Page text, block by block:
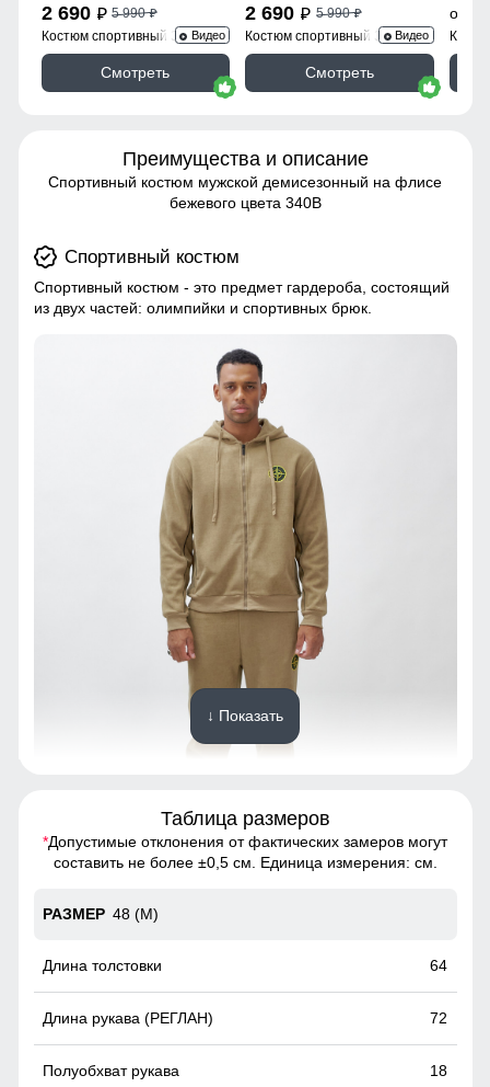
2 690 p 5 990p
Костюм спортивный 330ChВидео
Смотреть
2 690 p 5 990p
Костюм спортивный 336BВидео
Смотреть
от
Преимущества и описание
Спортивный костюм мужской демисезонный на флисе
бежевого цвета 340B
Спортивный костюм
Спортивный костюм - это предмет гардероба, состоящий
из двух частей: олимпийки и спортивных брюк.
Спортивный костюм - это предмет гардероба, состоящий
из двух частей: олимпийки и спортивных брюк.
Капюшон на все случаи жизни
Несъемный и регулируемый капюшон делает эту
олимпийку идеальным выбором для разнообразных
погоды и стиля делает ее незаменимым элементом
гардероба на каждый день.
↓ Показать
Таблица размеров
*Допустимые отклонения от фактических замеров могут
составить не более ±0,5 см. Единица измерения: см.
48 (M)
64
72
18